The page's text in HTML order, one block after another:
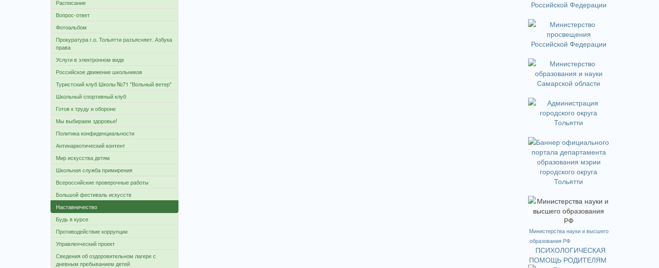
Расписание
Вопрос-ответ
Фотоальбом
Прокуратура г.о. Тольятти разъясняет. Азбука
права
Услуги в электронном виде
Российское движение школьников
Туристский клуб Школы №71 "Вольный ветер"
Школьный спортивный клуб
Готов к труду и обороне
Мы выбираем здоровье!
Политика конфиденциальности
Антинаркотический контент
Мир искусства детям
Школьная служба примирения
Всероссийские проверочные работы
Большой фестиваль искусств
Наставничество
Будь в курсе
Противодействие коррупции
Управленческий проект
Сведения об оздоровительном лагере с
дневным пребыванием детей
Министерства науки и высшего
образования РФ
ПСИХОЛОГИЧЕСКАЯ
ПОМОЩЬ РОДИТЕЛЯМ